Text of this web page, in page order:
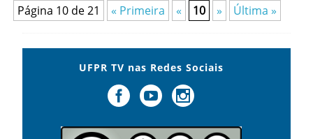
Página 10 de 21 « Primeira « 10 » Última »
UFPR TV nas Redes Sociais